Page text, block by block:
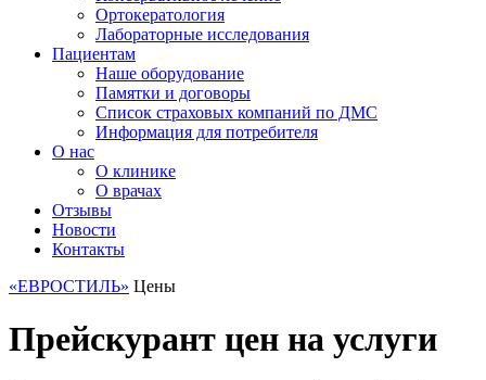
Ортокератология
Лабораторные исследования
Пациентам
Наше оборудование
Памятки и договоры
Список страховых компаний по ДМС
Информация для потребителя
О нас
О клинике
О врачах
Отзывы
Новости
Контакты
«ЕВРОСТИЛЬ» Цены
Прейскурант цен на услуги